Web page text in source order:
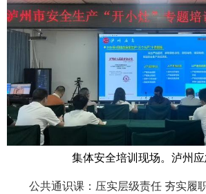
集体安全培训现场。泸州应
公共通识课：压实层级责任 夯实履